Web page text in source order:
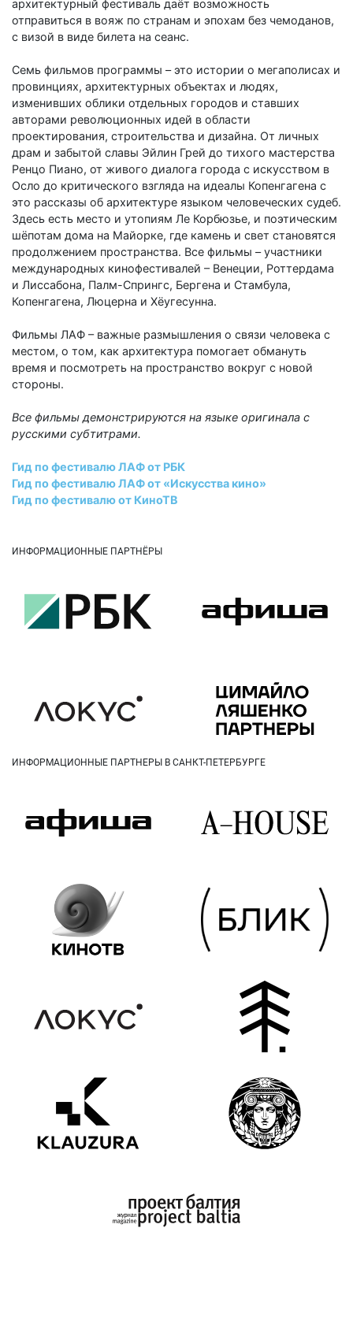
архитектурный фестиваль даёт возможность
отправиться в вояж по странам и эпохам без чемоданов,
с визой в виде билета на сеанс.
Семь фильмов программы – это истории о мегаполисах и
провинциях, архитектурных объектах и людях,
изменивших облики отдельных городов и ставших
авторами революционных идей в области
проектирования, строительства и дизайна. От личных
драм и забытой славы Эйлин Грей до тихого мастерства
Ренцо Пиано, от живого диалога города с искусством в
Осло до критического взгляда на идеалы Копенгагена c
это рассказы об архитектуре языком человеческих судеб.
Здесь есть место и утопиям Ле Корбюзье, и поэтическим
шёпотам дома на Майорке, где камень и свет становятся
продолжением пространства. Все фильмы – участники
международных кинофестивалей – Венеции, Роттердама
и Лиссабона, Палм-Спрингс, Бергена и Стамбула,
Копенгагена, Люцерна и Хёугесунна.
Фильмы ЛАФ – важные размышления о связи человека с
местом, о том, как архитектура помогает обмануть
время и посмотреть на пространство вокруг с новой
стороны.
Все фильмы демонстрируются на языке оригинала с
русскими субтитрами.
Гид по фестивалю ЛАФ от РБК
Гид по фестивалю ЛАФ от «Искусства кино»
Гид по фестивалю от КиноТВ
ИНФОРМАЦИОННЫЕ ПАРТНЁРЫ
ИНФОРМАЦИОННЫЕ ПАРТНЕРЫ В САНКТ-ПЕТЕРБУРГЕ